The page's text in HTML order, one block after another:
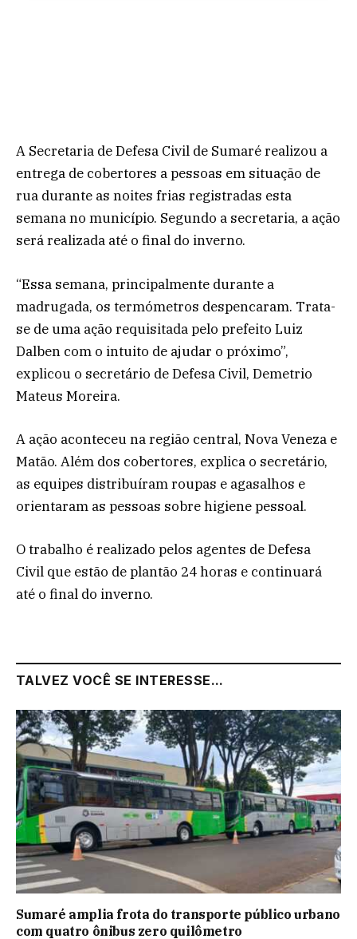
A Secretaria de Defesa Civil de Sumaré realizou a
entrega de cobertores a pessoas em situação de
rua durante as noites frias registradas esta
semana no município. Segundo a secretaria, a ação
será realizada até o final do inverno.
“Essa semana, principalmente durante a
madrugada, os termómetros despencaram. Trata-
se de uma ação requisitada pelo prefeito Luiz
Dalben com o intuito de ajudar o próximo”,
explicou o secretário de Defesa Civil, Demetrio
Mateus Moreira.
A ação aconteceu na região central, Nova Veneza e
Matão. Além dos cobertores, explica o secretário,
as equipes distribuíram roupas e agasalhos e
orientaram as pessoas sobre higiene pessoal.
O trabalho é realizado pelos agentes de Defesa
Civil que estão de plantão 24 horas e continuará
até o final do inverno.
TALVEZ VOCÊ SE INTERESSE...
Sumaré amplia frota do transporte público urbano
com quatro ônibus zero quilômetro